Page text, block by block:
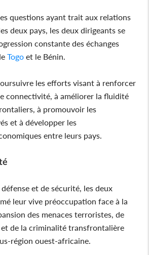
questions ayant trait aux relations
deux pays, les deux dirigeants se
constante des échanges
Togo et le Bénin.
les efforts visant à renforcer
connectivité, à améliorer la fluidité
à promouvoir les
et à développer les
entre leurs pays.
et de sécurité, les deux
leur vive préoccupation face à la
des menaces terroristes, de
et de la criminalité transfrontalière
région ouest-africaine.